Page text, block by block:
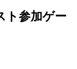
ト参加ゲー